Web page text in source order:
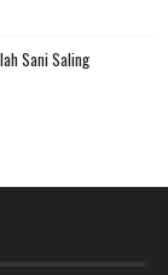
Sani Saling